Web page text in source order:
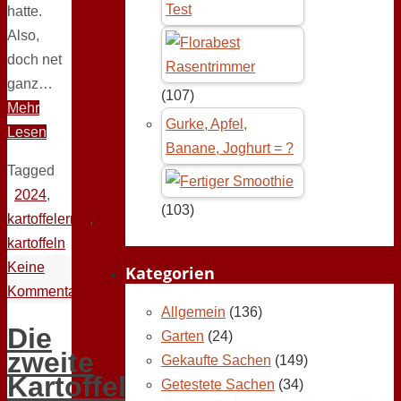
hatte.
Also,
doch net
ganz…
Mehr
Lesen
Tagged
2024,
kartoffelernte ,
kartoffeln
Keine
Kommentare
Die
zweite
Kartoffelernte
Test
(107)
Gurke, Apfel,
Banane, Joghurt = ?
(103)
Kategorien
Allgemein (136)
Garten (24)
Gekaufte Sachen (149)
Getestete Sachen (34)